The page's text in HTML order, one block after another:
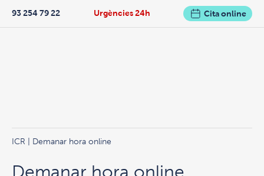
Urgències 24h
93 254 79 22 Cita online
ICR | Demanar hora online
Demanar hora online